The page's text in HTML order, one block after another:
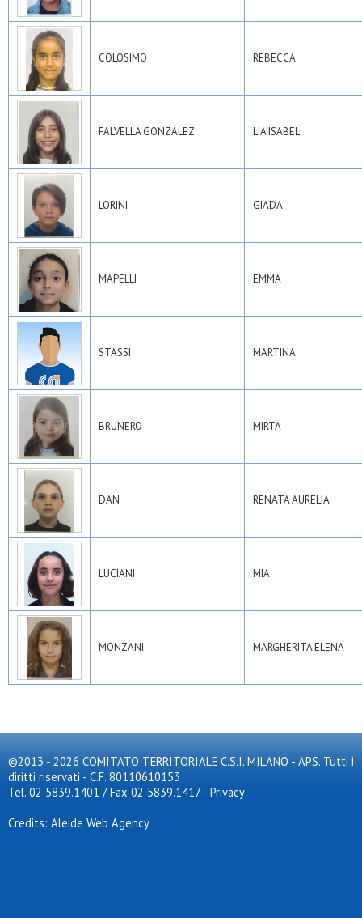
COLOSIMO REBECCA
FALVELLA GONZALEZ LIA ISABEL
LORINI GIADA
MAPELLI EMMA
STASSI MARTINA
BRUNERO MIRTA
DAN RENATA AURELIA
LUCIANI MIA
MONZANI MARGHERITA ELENA
©2013 - 2026 COMITATO TERRITORIALE C.S.I. MILANO - APS. Tutti i
diritti riservati - C.F. 80110610153
Tel. 02 5839.1401 / Fax 02 5839.1417 - Privacy
Credits: Aleide Web Agency